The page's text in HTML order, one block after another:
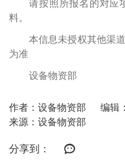
请按照所报名的对应
料。
本信息未授权其他渠
为准
设备物资部
作者：设备物资部
编辑
来源：设备物资部
分享到：